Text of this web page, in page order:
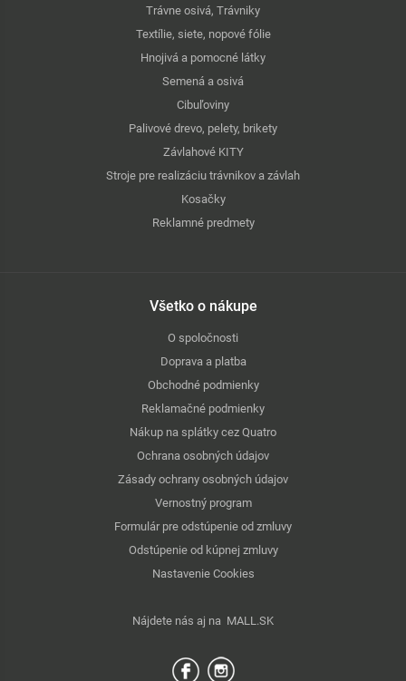
Trávne osivá, Trávniky
Textílie, siete, nopové fólie
Hnojivá a pomocné látky
Semená a osivá
Cibuľoviny
Palivové drevo, pelety, brikety
Závlahové KITY
Stroje pre realizáciu trávnikov a závlah
Kosačky
Reklamné predmety
Všetko o nákupe
O spoločnosti
Doprava a platba
Obchodné podmienky
Reklamačné podmienky
Nákup na splátky cez Quatro
Ochrana osobných údajov
Zásady ochrany osobných údajov
Vernostný program
Formulár pre odstúpenie od zmluvy
Odstúpenie od kúpnej zmluvy
Nastavenie Cookies
Nájdete nás aj na MALL.SK